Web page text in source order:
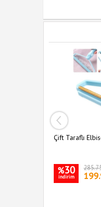
Çift Taraflı
%30
indirim